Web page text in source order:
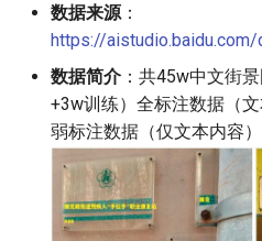
PaddleOCR-VL 昆仑芯 XPU
使用教程
PaddleOCR-VL 海光 DCU 使
用教程
PaddleOCR-VL 沐曦 GPU 使
用教程
印章文本检测模块
表格单元格检测模块
表格分类模块
表格结构识别模块
PP-DocTranslation产线
参考文献
Android部署
端侧部署
Paddle2ONNX模型转化与预
云上飞桨部署工具
数据来源：
https://
数据简介：共45w中文街
+3w训练）全标注数据（
弱标注数据（仅文本内容